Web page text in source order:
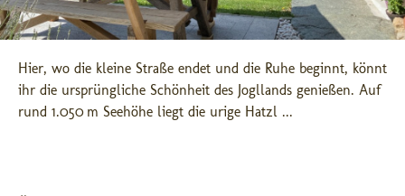
Hier, wo die kleine Straße endet und die Ruhe beginnt, könnt
ihr die ursprüngliche Schönheit des Jogllands genießen. Auf
rund 1.050 m Seehöhe liegt die urige Hatzl ...